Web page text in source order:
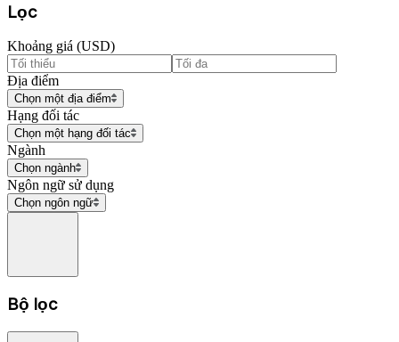
Lọc
Khoảng giá (USD)
Địa điểm
Chọn một địa điểm
Hạng đối tác
Chọn một hạng đối tác
Ngành
Chọn ngành
Ngôn ngữ sử dụng
Chọn ngôn ngữ
Bộ lọc